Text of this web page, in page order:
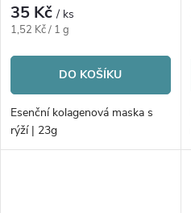
35 Kč/ ks
Měrná
1,52 Kč / 1 g
DO KOŠÍKU
Esenční kolagenová maska s
rýží | 23g